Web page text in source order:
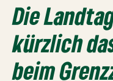
Die
kürzlich
beim